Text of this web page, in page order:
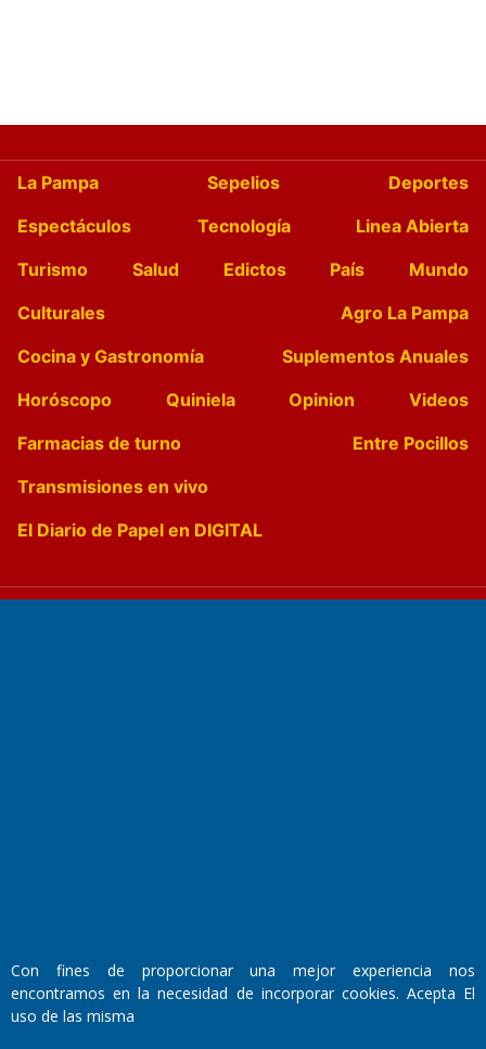
La Pampa Sepelios
Deportes
Espectáculos
Tecnología
Linea Abierta
Turismo
Salud Edictos País
Mundo
Culturales
Agro La Pampa
Cocina y Gastronomía
Suplementos Anuales
Horóscopo
Quiniela Opinion
Videos
Farmacias de turno
Entre Pocillos
Transmisiones en vivo
El Diario de Papel en DIGITAL
Walter René Goñi
Con fines de proporcionar una mejor experiencia nos
encontramos en la necesidad de incorporar cookies. Acepta El
uso de las misma